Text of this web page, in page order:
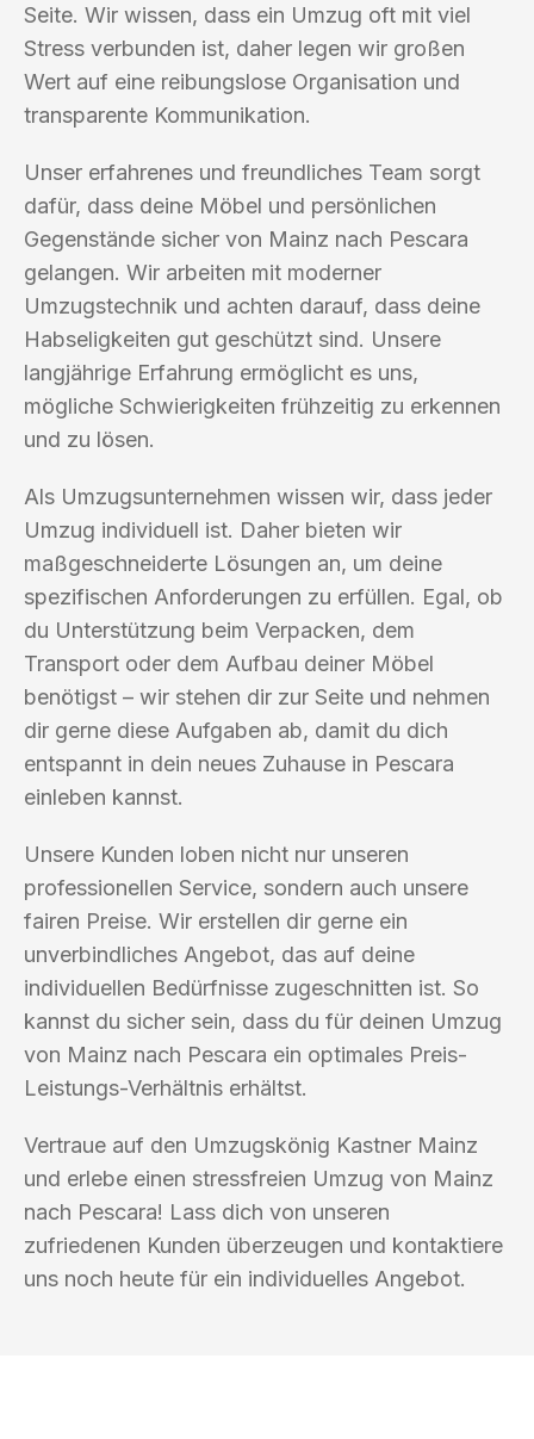
Seite. Wir wissen, dass ein Umzug oft mit viel
Stress verbunden ist, daher legen wir großen
Wert auf eine reibungslose Organisation und
transparente Kommunikation.
Unser erfahrenes und freundliches Team sorgt
dafür, dass deine Möbel und persönlichen
Gegenstände sicher von Mainz nach Pescara
gelangen. Wir arbeiten mit moderner
Umzugstechnik und achten darauf, dass deine
Habseligkeiten gut geschützt sind. Unsere
langjährige Erfahrung ermöglicht es uns,
mögliche Schwierigkeiten frühzeitig zu erkennen
und zu lösen.
Als Umzugsunternehmen wissen wir, dass jeder
Umzug individuell ist. Daher bieten wir
maßgeschneiderte Lösungen an, um deine
spezifischen Anforderungen zu erfüllen. Egal, ob
du Unterstützung beim Verpacken, dem
Transport oder dem Aufbau deiner Möbel
benötigst – wir stehen dir zur Seite und nehmen
dir gerne diese Aufgaben ab, damit du dich
entspannt in dein neues Zuhause in Pescara
einleben kannst.
Unsere Kunden loben nicht nur unseren
professionellen Service, sondern auch unsere
fairen Preise. Wir erstellen dir gerne ein
unverbindliches Angebot, das auf deine
individuellen Bedürfnisse zugeschnitten ist. So
kannst du sicher sein, dass du für deinen Umzug
von Mainz nach Pescara ein optimales Preis-
Leistungs-Verhältnis erhältst.
Vertraue auf den Umzugskönig Kastner Mainz
und erlebe einen stressfreien Umzug von Mainz
nach Pescara! Lass dich von unseren
zufriedenen Kunden überzeugen und kontaktiere
uns noch heute für ein individuelles Angebot.